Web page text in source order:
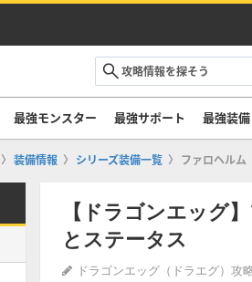
最強モンスター 最強サポート 最強装備
装備情報 シリーズ装備一覧 ファロヘルム
【ドラゴンエッグ
とステータス
ドラゴンエッグ（ドラエグ）攻